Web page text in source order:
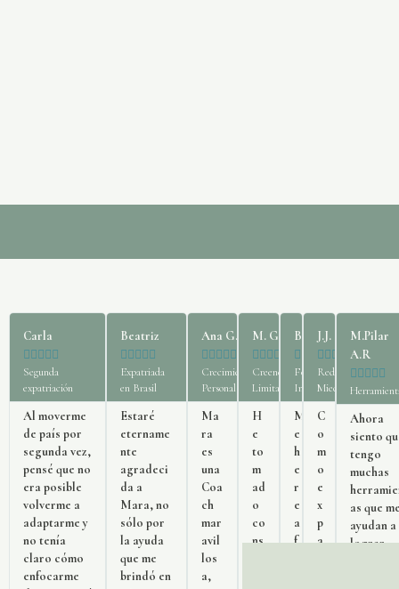
Carla

Segunda
expatriación
Al moverme
de país por
segunda vez,
pensé que no
era posible
volverme a
adaptarme y
no tenía
claro cómo
enfocarme
Beatriz

Expatriada
en Brasil
Estaré
etername
nte
agradeci
da a
Mara, no
sólo por
la ayuda
que me
brindó en
Ana G.

Crecimiento
Personal
Ma
ra
es
una
Coa
ch
mar
avil
los
a,
M. G.

Creencias
Limitantes
H
e
to
m
ad
o
co
ns
B.R.


Fortaleza
Interior
M
e
h
e
r
e
a
f
J.J.
 
Reducir
Miedos
C
o
m
o
e
x
p
a
M.Pilar
A.R

Ahora
siento
tengo
muchas
as que me
ayudan a
lograr